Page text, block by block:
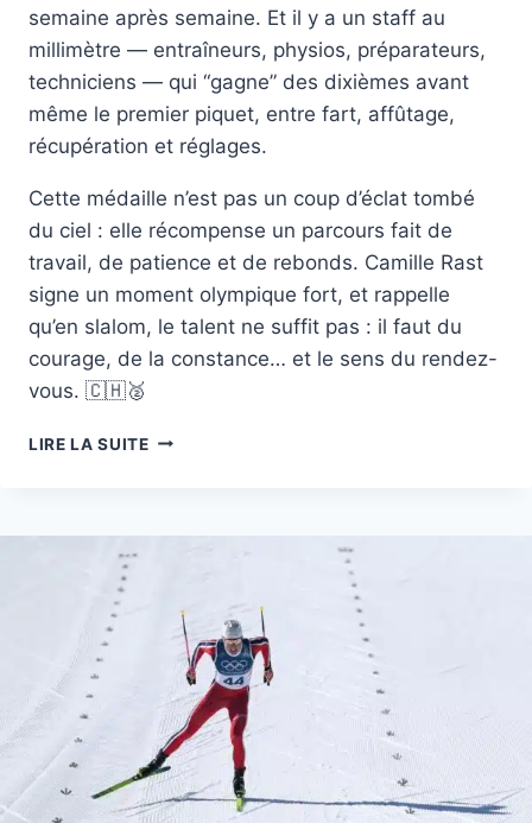
semaine après semaine. Et il y a un staff au
millimètre — entraîneurs, physios, préparateurs,
techniciens — qui “gagne” des dixièmes avant
même le premier piquet, entre fart, affûtage,
récupération et réglages.
Cette médaille n’est pas un coup d’éclat tombé
du ciel : elle récompense un parcours fait de
travail, de patience et de rebonds. Camille Rast
signe un moment olympique fort, et rappelle
qu’en slalom, le talent ne suffit pas : il faut du
courage, de la constance… et le sens du rendez-
vous. 🇨🇭🥈
LIRE LA SUITEDES
RÉCOMPENSÉE
RAST
FÊTE